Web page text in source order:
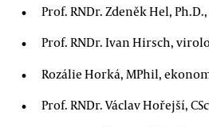
Prof. RNDr. Zdeněk Hel,
Prof. RNDr. Ivan Hirsch,
Rozálie Horká, MPhil,
Prof. RNDr. Václav Hořejší,